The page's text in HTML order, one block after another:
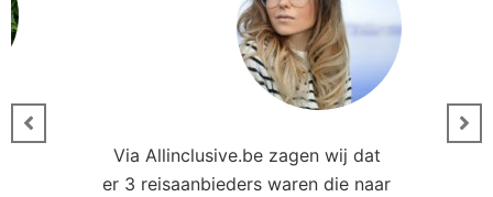
Via Allinclusive.be zagen wij dat
er 3 reisaanbieders waren die naar